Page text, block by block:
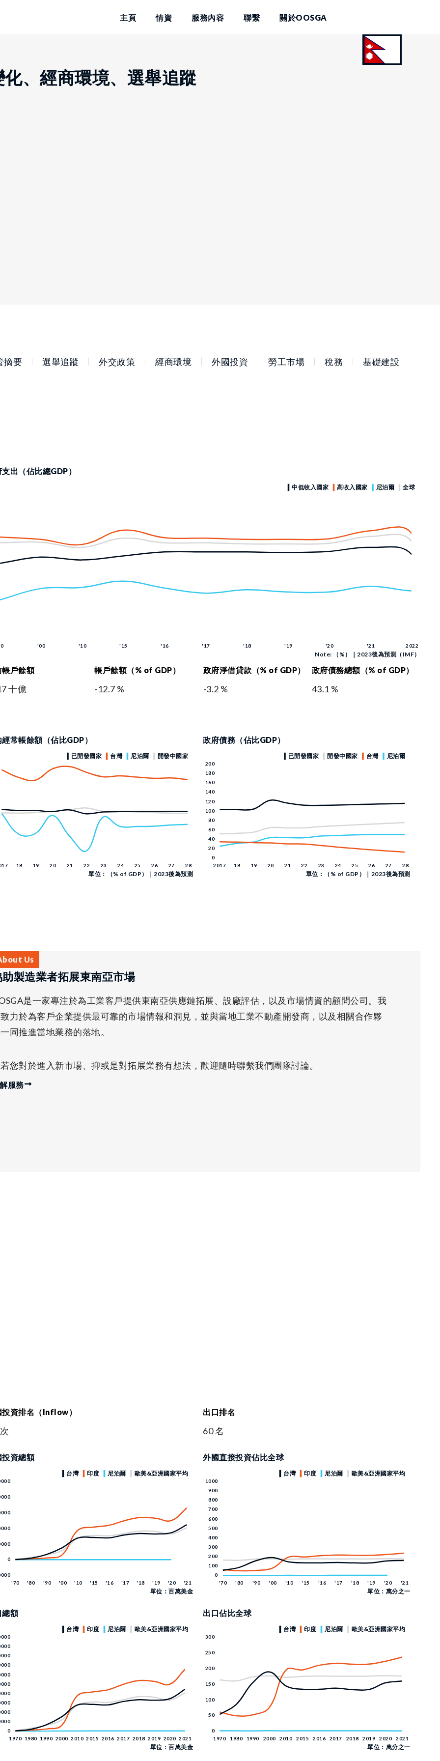
主頁 情資 服務內容 聯繫 關於OOSGA
、經商環境、選舉追蹤
摘要 選舉追蹤 外交政策 經商環境 外國投資 勞工市場 稅務 基礎建設
出（佔比總GDP）
Note: （%）｜2023後為預測（IMF）
帳戶餘額
十億
帳戶餘額（% of GDP）
-12.7 %
政府淨借貸款（% of GDP）
-3.2 %
政府債務總額（% of GDP）
43.1 %
常帳餘額（佔比GDP）
單位：（% of GDP）｜2023後為預測
政府債務（佔比GDP）
單位：（% of GDP）｜2023後為預測
Us
助製造業者拓展東南亞市場
是一家專注於為工業客戶提供東南亞供應鏈拓展、設廠評估，以及市場情資的顧問公司。我
力於為客戶企業提供最可靠的市場情報和洞見，並與當地工業不動產開發商，以及相關合作夥
同推進當地業務的落地。
您對於進入新市場、抑或是對拓展業務有想法，歡迎隨時聯繫我們團隊討論。
服務
投資排名（Inflow） 出口排名
60 名
投資總額
單位：百萬美金
外國直接投資佔比全球
單位：萬分之一
總額
單位：百萬美金
出口佔比全球
單位：萬分之一